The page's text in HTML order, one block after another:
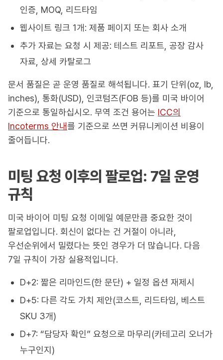
인증, MOQ, 리드타임
웹사이트 링크 1개: 제품 페이지 또는 회사 소개
추가 자료는 요청 시 제공: 테스트 리포트, 공장 감사
자료, 상세 카탈로그
문서 품질은 곧 운영 품질로 해석됩니다. 표기 단위(oz, lb,
inches), 통화(USD), 인코텀즈(FOB 등)를 미국 바이어
기준으로 통일하십시오. 무역 조건 용어는 ICC의
Incoterms 안내를 기준으로 쓰면 커뮤니케이션 비용이
줄어듭니다.
미팅 요청 이후의 팔로업: 7일 운영
규칙
미국 바이어 미팅 요청 이메일 예문만큼 중요한 것이
팔로업입니다. 회신이 없다는 건 거절이 아니라,
우선순위에서 밀렸다는 뜻인 경우가 더 많습니다. 다음
7일 규칙이 가장 실용적입니다.
D+2: 짧은 리마인드(한 문단) + 일정 옵션 재제시
D+5: 다른 각도 가치 제안(코스트, 리드타임, 베스트
SKU 3개)
D+7: “담당자 확인” 요청으로 마무리(카테고리 오너가
누구인지)